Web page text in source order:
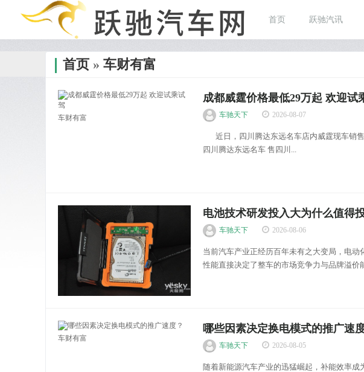
首页 跃驰汽讯
首页» 车财有富
车财有富
成都威霆价格最低29万起 欢迎试
车驰天下 2026-08-07
近日，四川腾达东远名车店内威霆现车销售
四川腾达东远名车 售四川...
电池技术研发投入大为什么值得
车驰天下 2026-08-06
当前汽车产业正经历百年未有之大变局，电
性能直接决定了整车的市场竞争力与品牌溢
持续的资金注入能够显著改善用户的实际用
车财有富
哪些因素决定换电模式的推广速
车驰天下 2026-08-05
随着新能源汽车产业的迅猛崛起，补能效率